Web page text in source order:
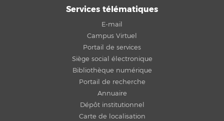
Services télématiques
E-mail
Campus Virtuel
Portail de services
Siège social électronique
Bibliothèque numérique
Portail de recherche
Annuaire
Dépôt institutionnel
Carte de localisation